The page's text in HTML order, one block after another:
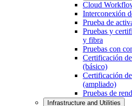
Cloud
Interconexión
Prueba de
Pruebas y
y fibra
Pruebas con
Certificación
(básico)
Certificación
(ampliado)
Pruebas de
Infrastructure and Utilities